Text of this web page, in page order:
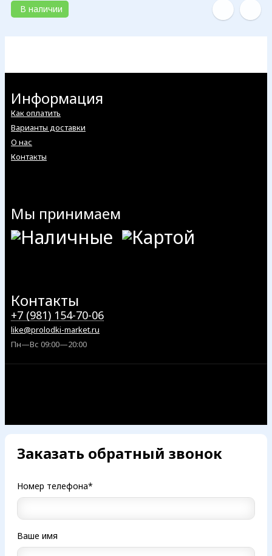
В наличии
Информация
Как оплатить
Варианты доставки
О нас
Контакты
Мы принимаем
Контакты
+7 (981) 154-70-06
like@prolodki-market.ru
Пн—Вс 09:00—20:00
Заказать обратный звонок
Номер телефона*
Ваше имя